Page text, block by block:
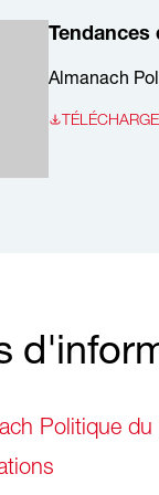
Tendances
Almanach
Politique